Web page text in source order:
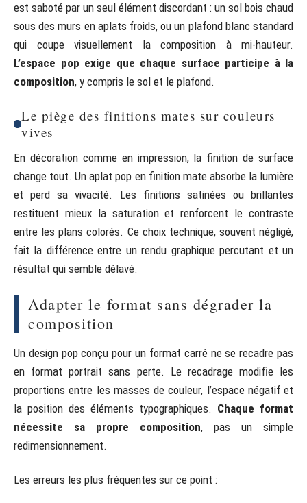
est saboté par un seul élément discordant : un sol bois chaud
sous des murs en aplats froids, ou un plafond blanc standard
qui coupe visuellement la composition à mi-hauteur.
L’espace pop exige que chaque surface participe à la
composition, y compris le sol et le plafond.
Le piège des finitions mates sur couleurs
vives
En décoration comme en impression, la finition de surface
change tout. Un aplat pop en finition mate absorbe la lumière
et perd sa vivacité. Les finitions satinées ou brillantes
restituent mieux la saturation et renforcent le contraste
entre les plans colorés. Ce choix technique, souvent négligé,
fait la différence entre un rendu graphique percutant et un
résultat qui semble délavé.
Adapter le format sans dégrader la
composition
Un design pop conçu pour un format carré ne se recadre pas
en format portrait sans perte. Le recadrage modifie les
proportions entre les masses de couleur, l’espace négatif et
la position des éléments typographiques. Chaque format
nécessite sa propre composition, pas un simple
redimensionnement.
Les erreurs les plus fréquentes sur ce point :